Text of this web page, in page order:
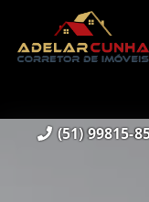
(51) 99815-